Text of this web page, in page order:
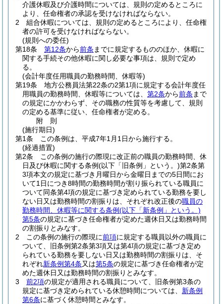
介護休暇及び介護時間については、規則の定めるところに
より、任命権者の承認を受けなければならない。
2
組合休暇については、規則の定めるところにより、任命権
者の許可を受けなければならない。
(規則への委任)
第18条
第12条から前条 までに規定するもののほか、休暇に
関する手続その他休暇に関し必要な事項は、規則で定め
る。
(会計年度任用職員の勤務時間、休暇等)
第19条
地方公務員法第22条の2第1項に規定する会計年度任
用職員の勤務時間、休暇等については、 第2条から前条 まで
の規定にかかわらず、その職務の性質等を考慮して、規則
の定める基準に従い、任命権者が定める。
附 則
(施行期日)
第1条
この条例は、平成7年1月1日から施行する。
(経過措置)
第2条
この条例の施行の際現に改正前の職員の勤務時間、休
日及び休暇に関する条例(以下「旧条例」という。)第2条第
3項本文の規定に基づき月曜日から金曜日までの5日間にお
いて1日につき8時間の勤務時間が割り振られている職員に
ついて同条第4項の規定に基づき定められている勤務を要し
ない日又は勤務時間の割振りは、それぞれ改正後の職員の
勤務時間、休暇等に関する条例(以下「新条例」という。)
第5条の規定に基づき任命権者が定めた週休日又は勤務時間
の割振りとみなす。
2
この条例の施行の際現に前項に規定する職員以外の職員に
ついて、旧条例第2条第3項又は第4項の規定に基づき定め
られている勤務を要しない日又は勤務時間の割振りは、そ
れぞれ新条例第4条又は第5条の規定に基づき任命権者が定
めた週休日又は勤務時間の割振りとみなす。
3
前2項の規定が適用される職員について、旧条例第3条の
規定に基づき定められている休憩時間については、 新条例
第6条に基づく休憩時間とみなす。